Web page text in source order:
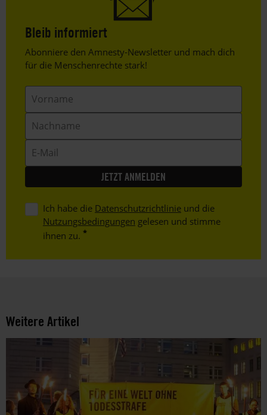
Bleib informiert
Header
Text
Abonniere den Amnesty-Newsletter und mach dich
für die Menschenrechte stark!
Mail
Ich habe die Datenschutzrichtlinie und die
Nutzungsbedingungen gelesen und stimme
ihnen zu.
Weitere Artikel